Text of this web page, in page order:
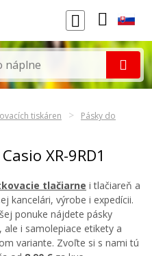
tiskáren
Pásky do
XR-9RD1
tlačiarne i tlačiareň a
kancelári, výrobe i expedícii.
ponuke nájdete pásky
, ale i samolepiace etikety a
variante. Zvoľte si s nami tú